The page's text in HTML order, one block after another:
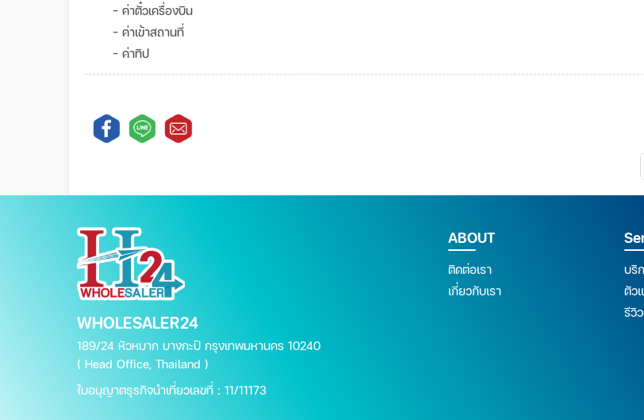
- ค่าตั๋วเครื่องบิน
- ค่าเข้าสถานที่
- ค่าทิป
WHOLESALER24
189/24 หัวหมาก บางกะปิ กรุงเทพมหานคร 10240
( Head Office, Thailand )
ใบอนุญาตธุรกิจนำเที่ยวเลขที่ : 11/11173
ABOUT
ติดต่อเรา
เกี่ยวกับเรา
บริ
ตัว
รีวิ